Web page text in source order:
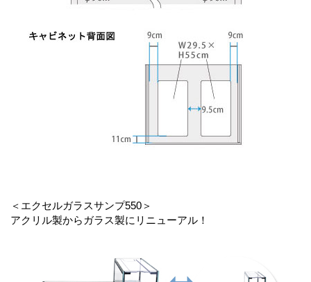
＜エクセルガラスサンプ550＞
アクリル製からガラス製にリニューアル！